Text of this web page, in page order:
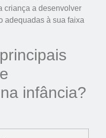
criança a desenvolver
adequadas à sua faixa
infância?